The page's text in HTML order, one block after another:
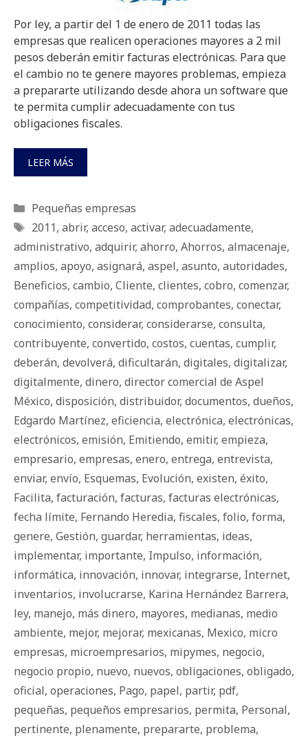
Por ley, a partir del 1 de enero de 2011 todas las
empresas que realicen operaciones mayores a 2 mil
pesos deberán emitir facturas electrónicas. Para que
el cambio no te genere mayores problemas, empieza
a prepararte utilizando desde ahora un software que
te permita cumplir adecuadamente con tus
obligaciones fiscales.
LEER MÁS
Categorías
Pequeñas empresas
Etiquetas
2011, abrir, acceso, activar, adecuadamente,
administrativo, adquirir, ahorro, Ahorros, almacenaje,
amplios, apoyo, asignará, aspel, asunto, autoridades,
Beneficios, cambio, Cliente, clientes, cobro, comenzar,
compañías, competitividad, comprobantes, conectar,
conocimiento, considerar, considerarse, consulta,
contribuyente, convertido, costos, cuentas, cumplir,
deberán, devolverá, dificultarán, digitales, digitalizar,
digitalmente, dinero, director comercial de Aspel
México, disposición, distribuidor, documentos, dueños,
Edgardo Martínez, eficiencia, electrónica, electrónicas,
electrónicos, emisión, Emitiendo, emitir, empieza,
empresario, empresas, enero, entrega, entrevista,
enviar, envío, Esquemas, Evolución, existen, éxito,
Facilita, facturación, facturas, facturas electrónicas,
fecha límite, Fernando Heredia, fiscales, folio, forma,
genere, Gestión, guardar, herramientas, ideas,
implementar, importante, Impulso, información,
informática, innovación, innovar, integrarse, Internet,
inventarios, involucrarse, Karina Hernández Barrera,
ley, manejo, más dinero, mayores, medianas, medio
ambiente, mejor, mejorar, mexicanas, Mexico, micro
empresas, microempresarios, mipymes, negocio,
negocio propio, nuevo, nuevos, obligaciones, obligado,
oficial, operaciones, Pago, papel, partir, pdf,
pequeñas, pequeños empresarios, permita, Personal,
pertinente, plenamente, prepararte, problema,